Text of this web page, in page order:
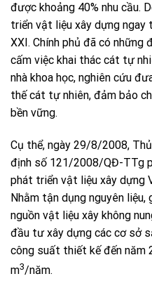
được khoảng 40% nhu cầu.
triển vật liệu xây dựng ngay
XXI. Chính phủ đã có
cấm việc khai thác cát tự
nhà khoa học, nghiên cứu
thế cát tự nhiên, đảm bảo
bền vững.
Cụ thể, ngày 29/8/2008,
định số 121/2008/QĐ-TTg
phát triển vật liệu xây dựng
Nhằm tận dụng nguyên
nguồn vật liệu xây không
đầu tư xây dựng các cơ sở
công suất thiết kế đến năm
m3/năm.